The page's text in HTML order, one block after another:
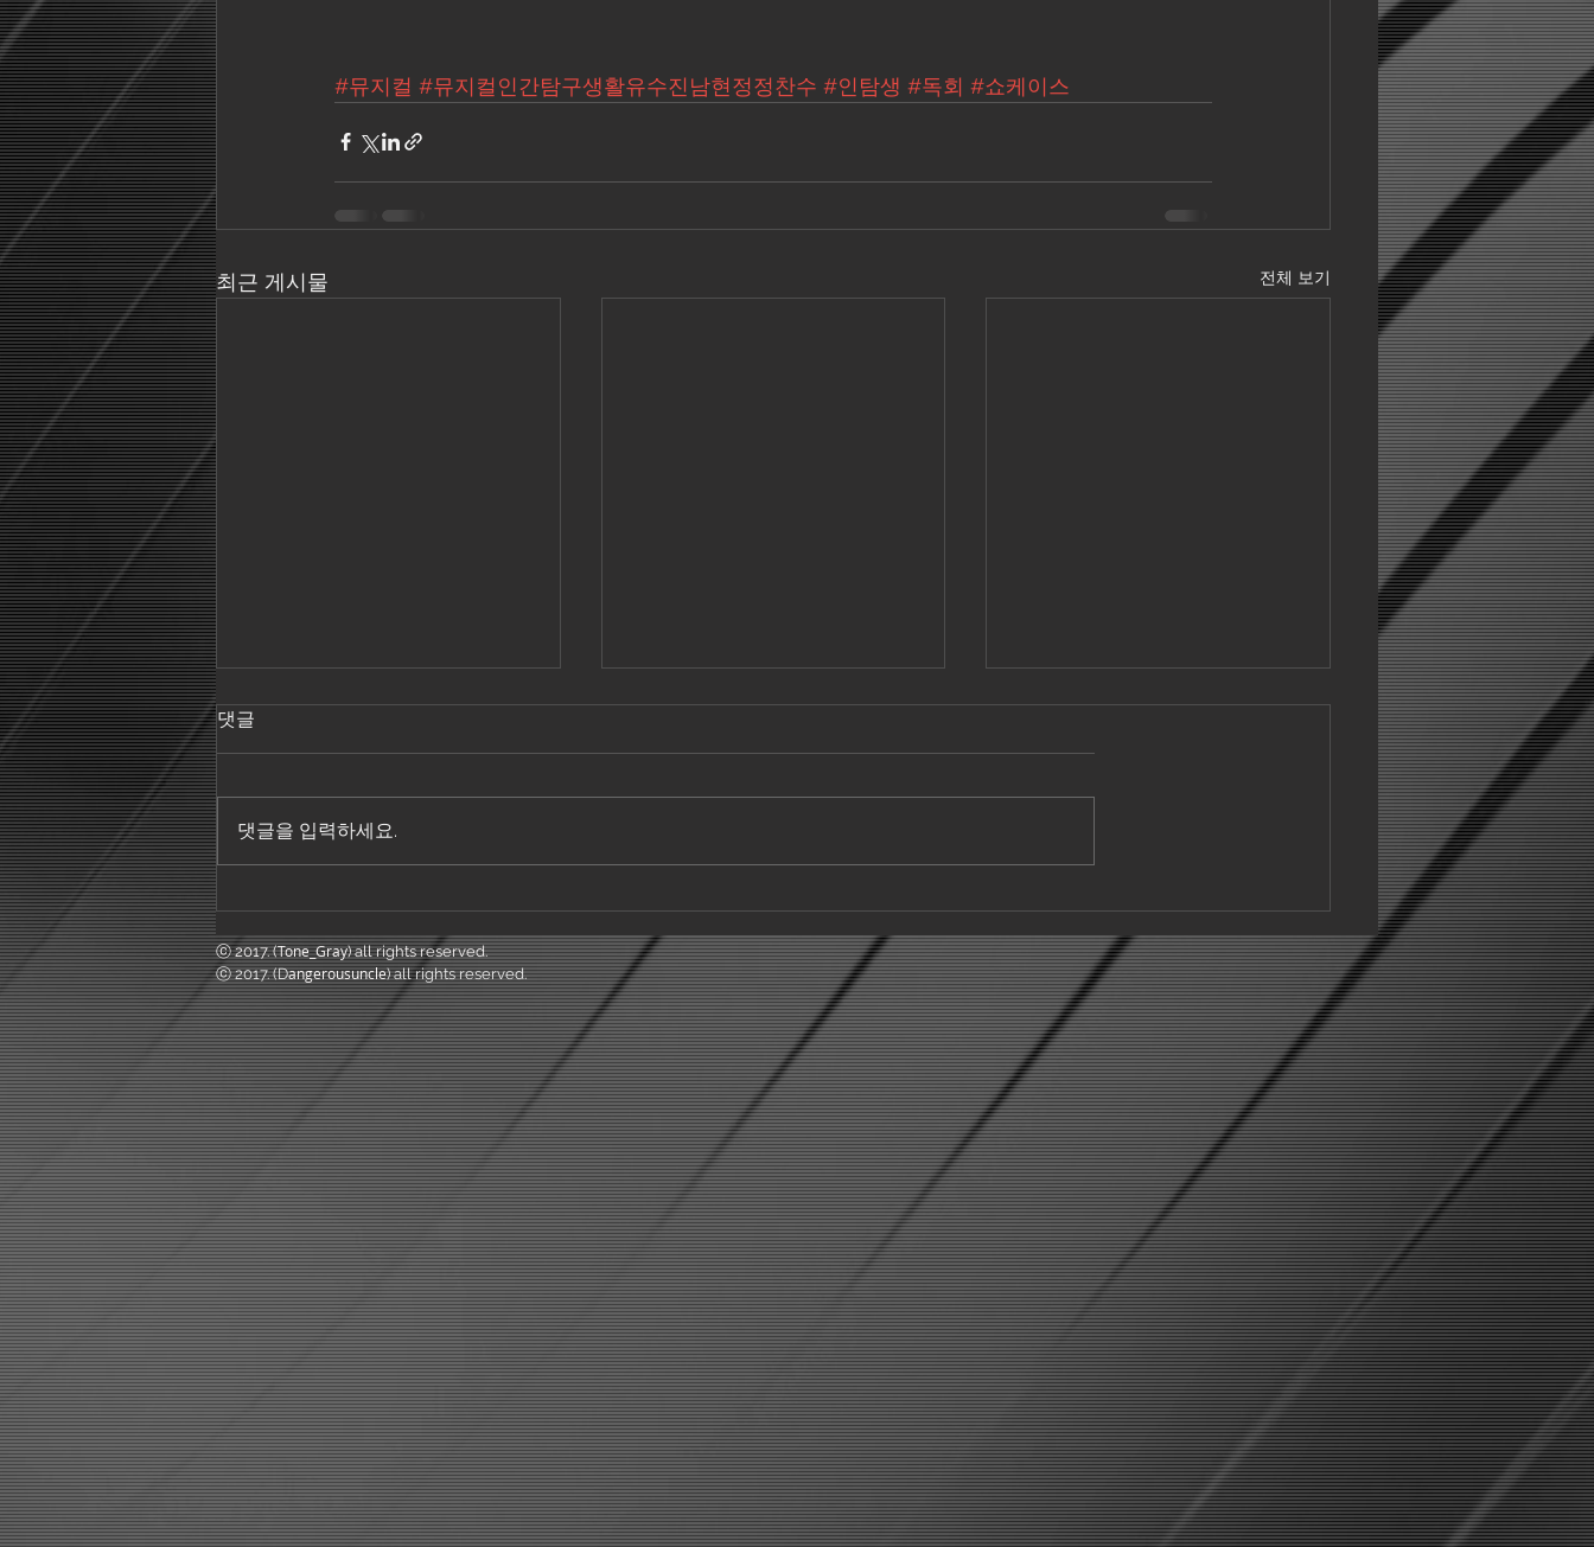
#뮤지컬 #뮤지컬인간탐구생활유수진남현정정찬수 #인탐생 #독회 #쇼케이스
최근 게시물 전체 보기
댓글
댓글을 입력하세요.
ⓒ 2017. (Tone_Gray) all rights reserved.
ⓒ 2017. (Dangerousuncle) all rights reserved.